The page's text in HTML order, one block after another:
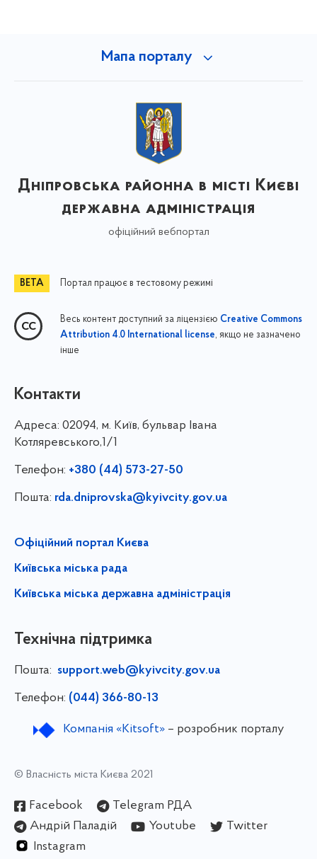
Мапа порталу
Дніпровська районна в місті Києві
державна адміністрація
офіційний вебпортал
Портал працює в тестовому режимі
Весь контент доступний за ліцензією Creative Commons
Attribution 4.0 International license, якщо не зазначено
інше
Контакти
Адреса: 02094, м. Київ, бульвар Івана
Котляревського,1/1
Телефон: +380 (44) 573-27-50
Пошта: rda.dniprovska@kyivcity.gov.ua
Офіційний портал Києва
Київська міська рада
Київська міська державна адміністрація
Технічна підтримка
Пошта: support.web@kyivcity.gov.ua
Телефон: (044) 366-80-13
Компанія «Kitsoft»– розробник порталу
© Власність міста Києва 2021
Facebook
Telegram РДА
Андрій Паладій
Youtube
Twitter
Instagram